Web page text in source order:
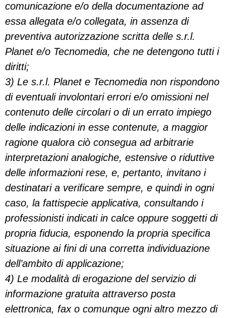
comunicazione e/o della documentazione ad
essa allegata e/o collegata, in assenza di
preventiva autorizzazione scritta delle s.r.l.
Planet e/o Tecnomedia, che ne detengono tutti i
diritti;
3) Le s.r.l. Planet e Tecnomedia non rispondono
di eventuali involontari errori e/o omissioni nel
contenuto delle circolari o di un errato impiego
delle indicazioni in esse contenute, a maggior
ragione qualora ciò consegua ad arbitrarie
interpretazioni analogiche, estensive o riduttive
delle informazioni rese, e, pertanto, invitano i
destinatari a verificare sempre, e quindi in ogni
caso, la fattispecie applicativa, consultando i
professionisti indicati in calce oppure soggetti di
propria fiducia, esponendo la propria specifica
situazione ai fini di una corretta individuazione
dell’ambito di applicazione;
4) Le modalità di erogazione del servizio di
informazione gratuita attraverso posta
elettronica, fax o comunque ogni altro mezzo di